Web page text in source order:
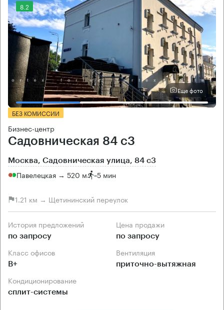
8.2
Еще фото
БЕЗ КОМИССИИ
Бизнес-центр
Садовническая 84 с3
Москва, Садовническая улица, 84 с3
Павелецкая → 520 м ~5 мин
1.21 км → Щетининский переулок
История предложений
по запросу
Цена продажи
по запросу
Класс офисов
B+
Вентиляция
приточно-вытяжная
Кондиционирование
сплит-системы